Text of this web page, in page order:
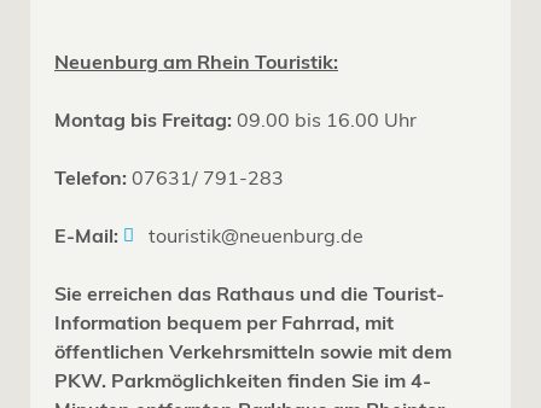
Neuenburg am Rhein Touristik:
Montag bis Freitag: 09.00 bis 16.00 Uhr
Telefon: 07631/ 791-283
E-Mail: touristik@neuenburg.de
Sie erreichen das Rathaus und die Tourist-
Information bequem per Fahrrad, mit
öffentlichen Verkehrsmitteln sowie mit dem
PKW. Parkmöglichkeiten finden Sie im 4-